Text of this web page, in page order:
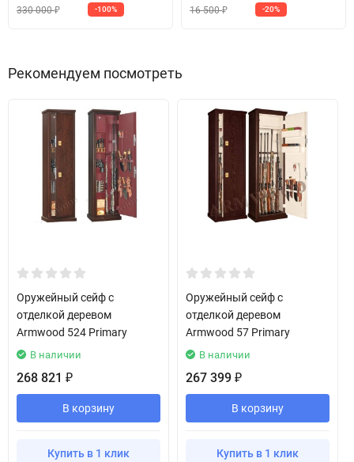
330 000₽ -100% 16 500₽ -20%
Рекомендуем посмотреть
Оружейный сейф с
отделкой деревом
Armwood 524 Primary
В наличии
268 821 ₽
В корзину
Купить в 1 клик
Оружейный сейф с
отделкой деревом
Armwood 57 Primary
В наличии
267 399 ₽
В корзину
Купить в 1 клик